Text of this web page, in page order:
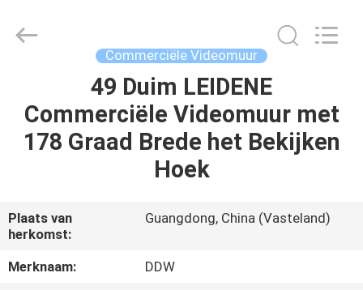
PRODUCTEN
ONS
FABRIEKSREIS
Rights
Commerciële Videomuur
49 Duim LEIDENE
Commerciële Videomuur met
178 Graad Brede het Bekijken
Hoek
Plaats van
herkomst:
Guangdong, China (Vasteland)
Merknaam:
DDW